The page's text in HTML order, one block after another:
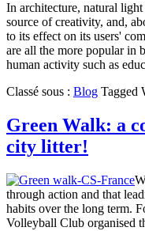
In architecture, natural
source of creativity, and,
to its effect on its users'
are all the more popular in
human activity such as
Classé sous : Blog Tagged
Green Walk: a
city litter!
through action and that
habits over the long term.
Volleyball Club organised